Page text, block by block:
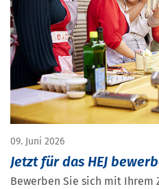
09. Juni 2026
Jetzt für das HEJ
Bewerben Sie sich mit Ihrem